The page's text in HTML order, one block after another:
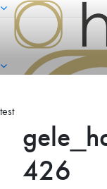
Naar
inhoud
springen
test
426